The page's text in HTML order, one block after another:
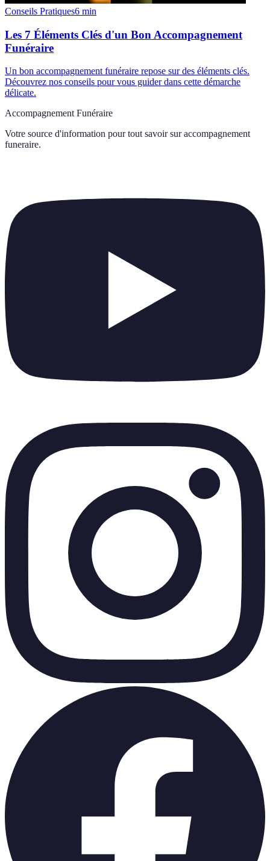
Conseils Pratiques6 min
Les 7 Éléments Clés d'un Bon Accompagnement
Funéraire
Un bon accompagnement funéraire repose sur des éléments clés.
Découvrez nos conseils pour vous guider dans cette démarche
délicate.
Accompagnement Funéraire
Votre source d'information pour tout savoir sur accompagnement
funeraire.